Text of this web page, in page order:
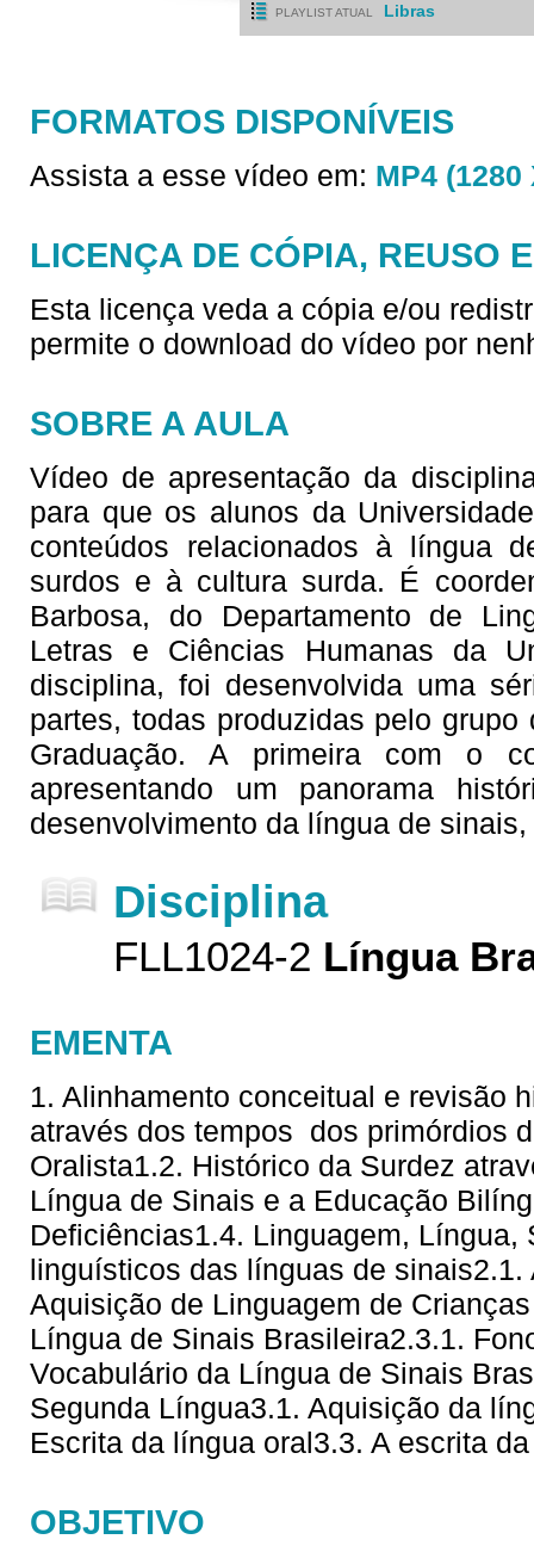
PLAYLIST ATUAL Libras
FORMATOS DISPONÍVEIS
Assista a esse vídeo em: MP4 (1280
LICENÇA DE CÓPIA, REUSO
Esta licença veda a cópia e/ou
permite o download do vídeo por
SOBRE A AULA
Vídeo de apresentação da
para que os alunos da
conteúdos relacionados à língua
surdos e à cultura surda. É
Barbosa, do Departamento de
Letras e Ciências Humanas da
disciplina, foi desenvolvida uma
partes, todas produzidas pelo
Graduação. A primeira com o
apresentando um panorama
desenvolvimento da língua de
Disciplina
FLL1024-2 Língua
EMENTA
1. Alinhamento conceitual e revisão
através dos tempos  dos primórdios
Oralista1.2. Histórico da Surdez
Língua de Sinais e a Educação
Deficiências1.4. Linguagem,
linguísticos das línguas de
Aquisição de Linguagem de
Língua de Sinais Brasileira2.3.1.
Vocabulário da Língua de Sinais
Segunda Língua3.1. Aquisição da
Escrita da língua oral3.3. A escrita
OBJETIVO